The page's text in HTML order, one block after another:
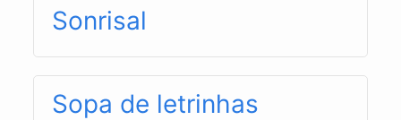
Sonrisal
Sopa de letrinhas